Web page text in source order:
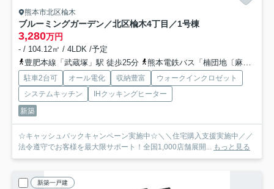
熊本市北区楡木
ブルーミングガーデン／北区楡木4丁目／1号棟
3,280万円
- / 104.12㎡ / 4LDK /予定
豊肥本線「武蔵塚」駅 徒歩25分
熊本電鉄バス「楠団地〔麻生田小経由〕」バス停下車 徒歩9分
駐車2台可 オール電化 収納豊富
ウォークインクロゼット
システムキッチン
IHクッキングヒーター
新築
☆キャッシュバックキャンペーン実施中☆＼＼住宅購入支援実施中／／
法令遵守でお客様を最大限サポート！全国1,000店舗展開... もっと見る
新築一戸建